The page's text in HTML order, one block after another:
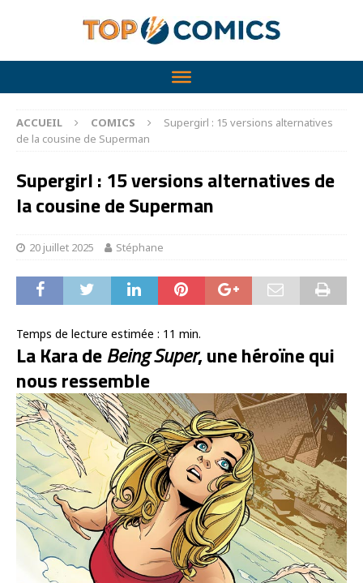
ACCUEIL COMICS
Supergirl : 15 versions alternatives
de la cousine de Superman
Supergirl : 15 versions alternatives de
la cousine de Superman
20 juillet 2025 Stéphane
Temps de lecture estimée : 11 min.
La Kara deBeing Super, une héroïne qui
nous ressemble